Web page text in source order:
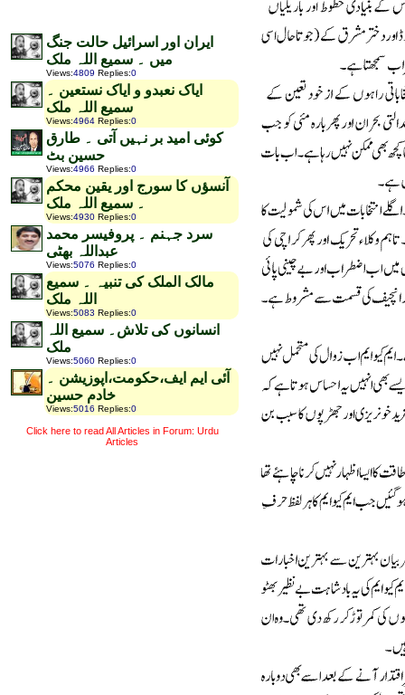
ایران اور اسرائیل حالت جنگ
میں ۔ سمیع اللہ ملک
Views:4809 Replies:0
ایاک نعبدو و ایاک نستعین ۔
سمیع اللہ ملک
Views:4964 Replies:0
کوئی امید بر نہیں آتی ۔ طارق
حسین بٹ
Views:4966 Replies:0
آنسؤں کا سورج اور یقین محکم
۔ سمیع اللہ ملک
Views:4930 Replies:0
سرد جہنم ۔ پروفیسر محمد
عبداللہ بھٹی
Views:5076 Replies:0
مالک الملک کی تنبیہ ۔ سمیع
اللہ ملک
Views:5083 Replies:0
انسانوں کی تلاش۔ سمیع اللہ
ملک
Views:5060 Replies:0
آئی ایم ایف،حکومت،اپوزیشن ۔
خادم حسین
Views:5016 Replies:0
Click here to read All Articles in Forum: Urdu
Articles